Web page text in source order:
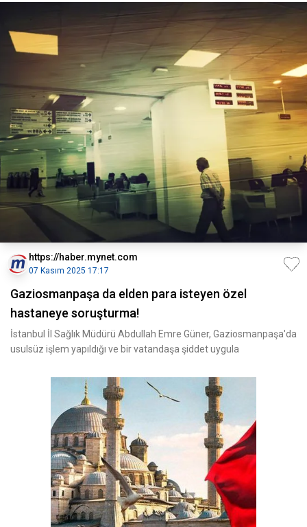
https://haber.mynet.com
07 Kasım 2025 17:17
Gaziosmanpaşa da elden para isteyen özel
hastaneye soruşturma!
İstanbul İl Sağlık Müdürü Abdullah Emre Güner, Gaziosmanpaşa'da
usulsüz işlem yapıldığı ve bir vatandaşa şiddet uygula